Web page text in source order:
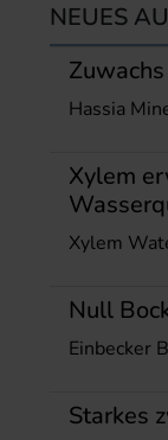
NEUES
Hassia
Xylem
Xylem
Null
Einbecker
Starkes